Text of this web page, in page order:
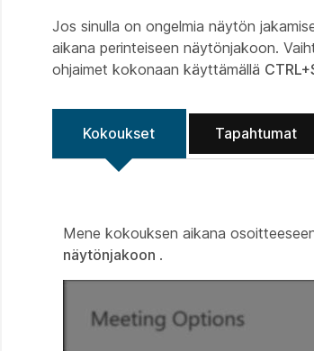
Jos sinulla on ongelmia näytön
aikana perinteiseen näytönjakoon.
ohjaimet kokonaan käyttämällä
Kokoukset Tapahtumat
Mene kokouksen aikana
näytönjakoon .